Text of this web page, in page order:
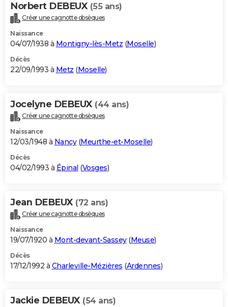
Norbert DEBEUX (55 ans)
Créer une cagnotte obsèques
Naissance
04/07/1938 à Montigny-lès-Metz (Moselle)
Décès
22/09/1993 à Metz (Moselle)
Jocelyne DEBEUX (44 ans)
Créer une cagnotte obsèques
Naissance
12/03/1948 à Nancy(Meurthe-et-Moselle)
Décès
04/02/1993 à Épinal (Vosges)
Jean DEBEUX (72 ans)
Créer une cagnotte obsèques
Naissance
19/07/1920 à Mont-devant-Sassey(Meuse)
Décès
17/12/1992 à Charleville-Mézières (Ardennes)
Jackie DEBEUX (54 ans)